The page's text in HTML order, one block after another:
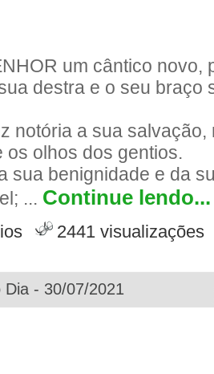
um cântico novo,
destra e o seu braço
notória a sua salvação,
os olhos dos gentios.
sua benignidade e da
... Continue lendo...
2441 visualizações
Dia - 30/07/2021